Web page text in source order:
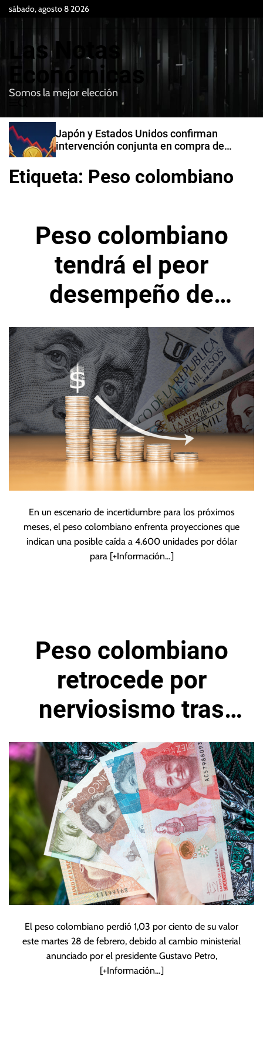
sábado, agosto 8 2026
Las Notas
Económicas
Somos la mejor elección
e
n
u
B
u
c
a
Japón y Estados Unidos confirman
intervención conjunta en compra de
Etiqueta: Peso colombiano
Peso colombiano
tendrá el peor
desempeño de
América Latina en
2026
En un escenario de incertidumbre para los próximos
meses, el peso colombiano enfrenta proyecciones que
indican una posible caída a 4.600 unidades por dólar
para [+Información…]
Peso colombiano
retrocede por
nerviosismo tras
cambios de
gabinete
El peso colombiano perdió 1,03 por ciento de su valor
este martes 28 de febrero, debido al cambio ministerial
anunciado por el presidente Gustavo Petro,
[+Información…]